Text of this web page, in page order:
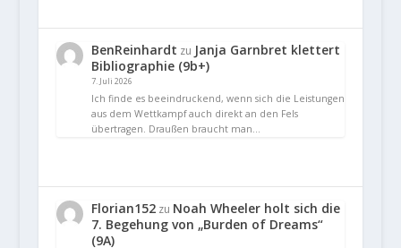
BenReinhardt zu Janja Garnbret klettert
Bibliographie (9b+)
7. Juli 2026
Ich finde es beeindruckend, wenn sich die Leistungen
aus dem Wettkampf auch direkt an den Fels
übertragen. Draußen braucht man…
Florian152zu Noah Wheeler holt sich die
7. Begehung von „Burden of Dreams“
(9A)